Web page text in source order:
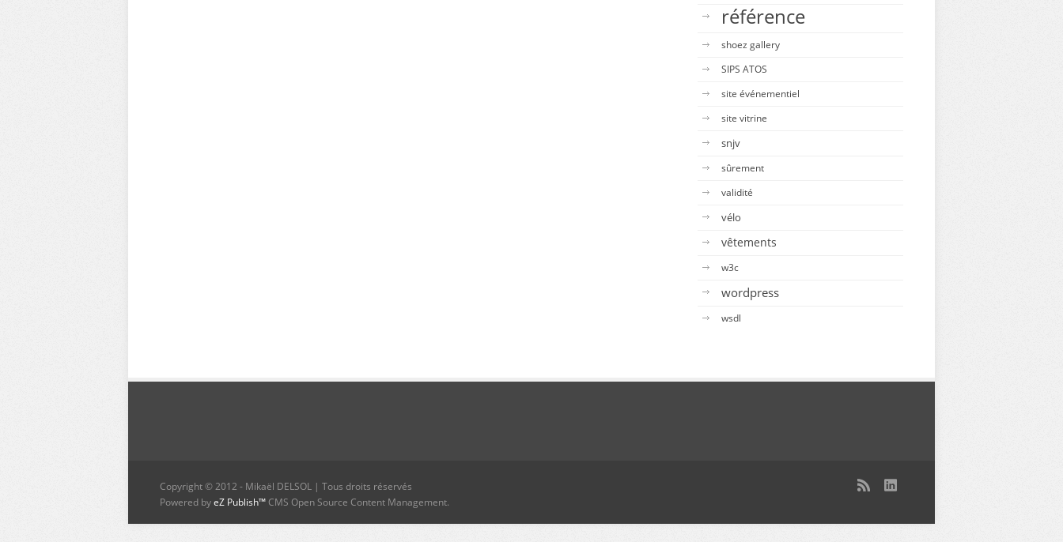
référence
shoez gallery
SIPS ATOS
site événementiel
site vitrine
snjv
sûrement
validité
vélo
vêtements
w3c
wordpress
wsdl
Copyright © 2012 - Mikaël DELSOL | Tous droits réservés
Powered byeZ Publish™ CMS Open Source Content Management.